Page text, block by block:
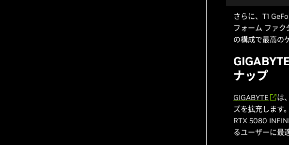
さらに、T1
フォーム ファ
の構成で最高の
ナップ
GIGABYTE
は
ズを拡充します
RTX 5080
るユーザーに最